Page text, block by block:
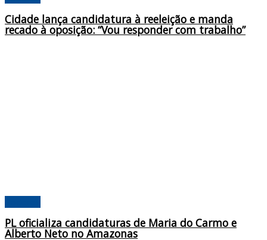
Cidade lança candidatura à reeleição e manda
recado à oposição: “Vou responder com trabalho”
PL oficializa candidaturas de Maria do Carmo e
Alberto Neto no Amazonas